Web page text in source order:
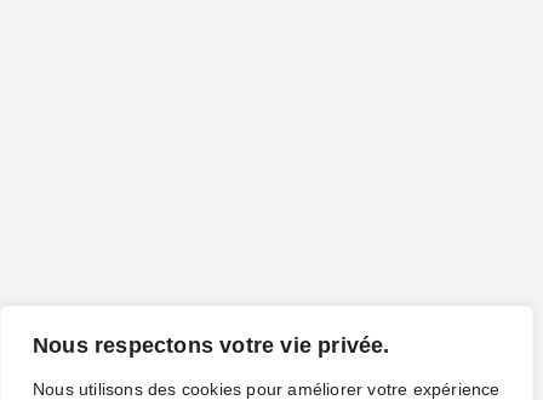
Nous respectons votre vie privée.
Nous utilisons des cookies pour améliorer votre expérience